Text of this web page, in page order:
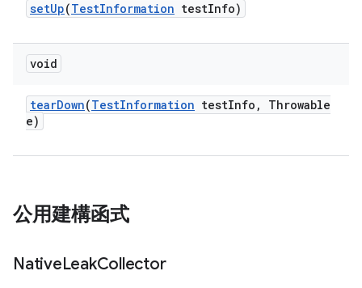
setUp(TestInformation testInfo)
void
tearDown(TestInformation testInfo ,
Throwable
e)
公用建構函式
NativeLeakCollector